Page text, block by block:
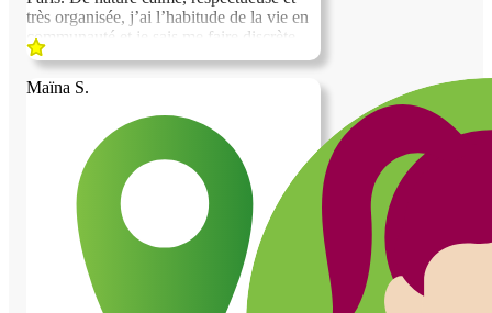
très organisée, j’ai l’habitude de la vie en
communauté et je sais me faire discrète
quand il le faut. Mon rythme de vie sera
partagé entre mes cours la journée (ou
alternance si j'en trouve) et mes révisions
le soir. Je recherche un hébergement
chaleureux en échange de services. Au
plaisir d'échanger avec vous !
Maïna S.